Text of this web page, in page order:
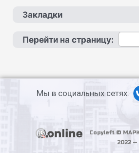
Закладки
Перейти на страницу:
Мы в социальных сетях:
Copyleft ©
2022 —